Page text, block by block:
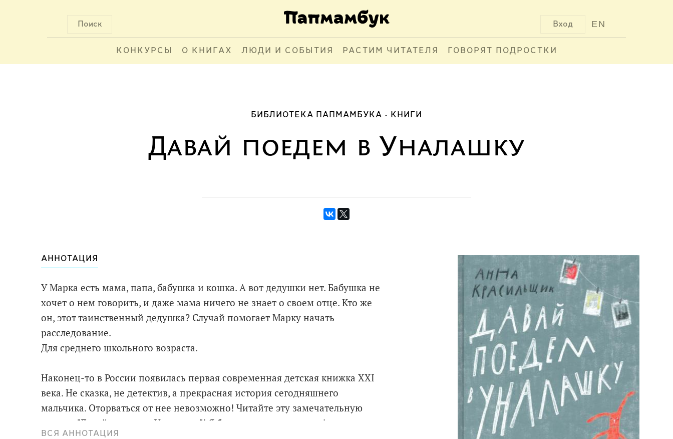
Поиск EN
Вход
КОНКУРСЫ О КНИГАХ ЛЮДИ И СОБЫТИЯ РАСТИМ ЧИТАТЕЛЯ ГОВОРЯТ ПОДРОСТКИ
БИБЛИОТЕКА ПАПМАМБУКА КНИГИ
Давай поедем в Уналашку
АННОТАЦИЯ
У Марка есть мама, папа, бабушка и кошка. А вот дедушки нет. Бабушка не
хочет о нем говорить, и даже мама ничего не знает о своем отце. Кто же
он, этот таинственный дедушка? Случай помогает Марку начать
расследование.
Для среднего школьного возраста.
Наконец-то в России появилась первая современная детская книжка ХXI
века. Не сказка, не детектив, а прекрасная история сегодняшнего
мальчика. Оторваться от нее невозможно! Читайте эту замечательную
книжку "Давай поедем в Уналашку"! Я бы и сама туда поехала!
ВСЯ АННОТАЦИЯ